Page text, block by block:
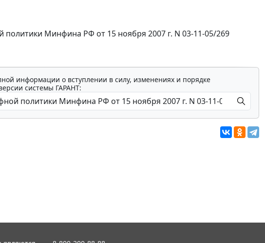
Минфина РФ от 15 ноября 2007 г. N 03-11-05/269
информации о вступлении в силу, изменениях и порядке
системы ГАРАНТ: